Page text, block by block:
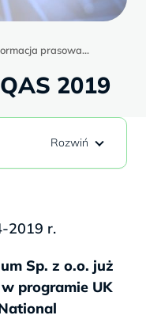
prasowa...
2019
2019 r.
Sp. z o.o. już
programie UK